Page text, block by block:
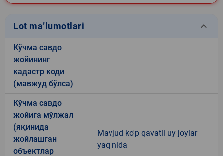
Lot ma’lumotlari keyboard_arrow_down
Кўчма савдо
жойининг
кадастр коди
(мавжуд бўлса)
Кўчма савдо
жойига мўлжал
(яқинида
жойлашган
объектлар
Mavjud ko'p qavatli uy joylar
yaqinida